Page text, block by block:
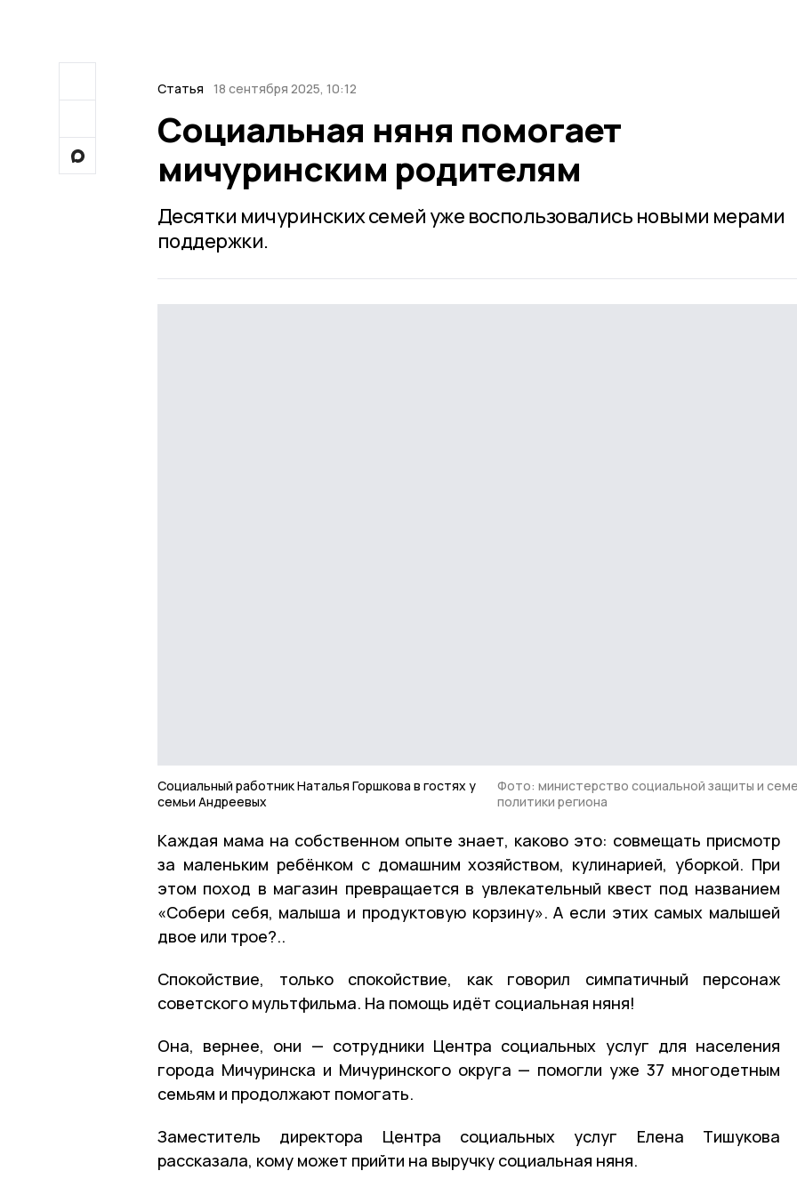
Статья 18 сентября 2025, 10:12
Социальная няня помогает
мичуринским родителям
Десятки мичуринских семей уже воспользовались новыми мерами
поддержки.
Социальный работник Наталья Горшкова в гостях у
семьи Андреевых
Фото: министерство социальной защиты и
политики региона
Каждая мама на собственном опыте знает, каково это: совмещать присмотр
за маленьким ребёнком с домашним хозяйством, кулинарией, уборкой. При
этом поход в магазин превращается в увлекательный квест под названием
«Собери себя, малыша и продуктовую корзину». А если этих самых малышей
двое или трое?..
Спокойствие, только спокойствие, как говорил симпатичный персонаж
советского мультфильма. На помощь идёт социальная няня!
Она, вернее, они — сотрудники Центра социальных услуг для населения
города Мичуринска и Мичуринского округа — помогли уже 37 многодетным
семьям и продолжают помогать.
Заместитель директора Центра социальных услуг Елена Тишукова
рассказала, кому может прийти на выручку социальная няня.